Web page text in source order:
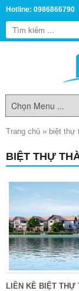
Hotline: 0986866790
Trang chủ » biệt thự
BIỆT THỰ
LIỀN KỀ BIỆT THỰ